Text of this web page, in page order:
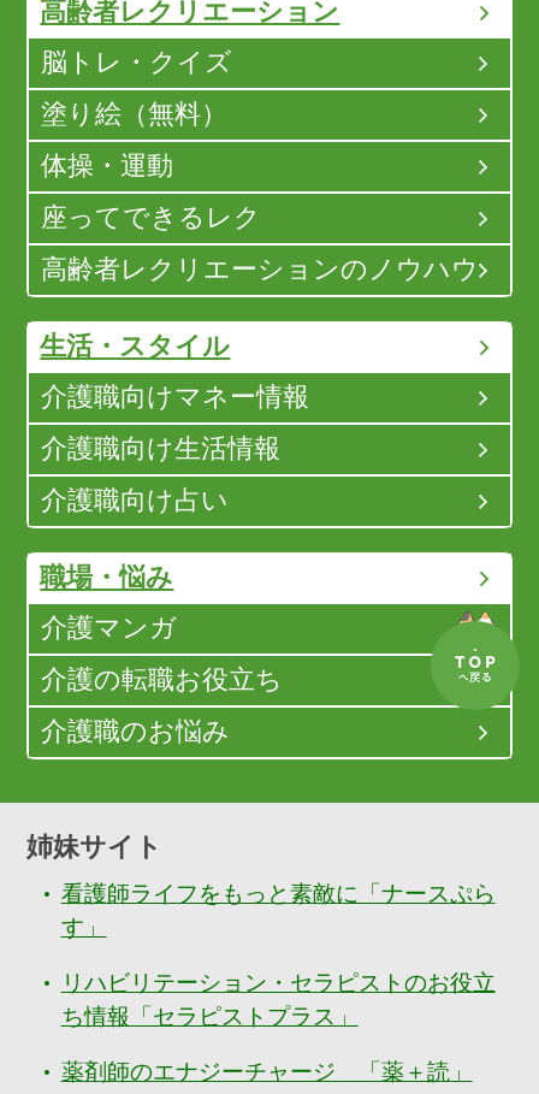
高齢者レクリエーション
脳トレ・クイズ
塗り絵（無料）
体操・運動
座ってできるレク
高齢者レクリエーションのノウハウ
生活・スタイル
介護職向けマネー情報
介護職向け生活情報
介護職向け占い
職場・悩み
介護マンガ
介護の転職お役立ち
介護職のお悩み
姉妹サイト
看護師ライフをもっと素敵に「ナースぷら
す」
リハビリテーション・セラピストのお役立
ち情報「セラピストプラス」
薬剤師のエナジーチャージ 「薬＋読」